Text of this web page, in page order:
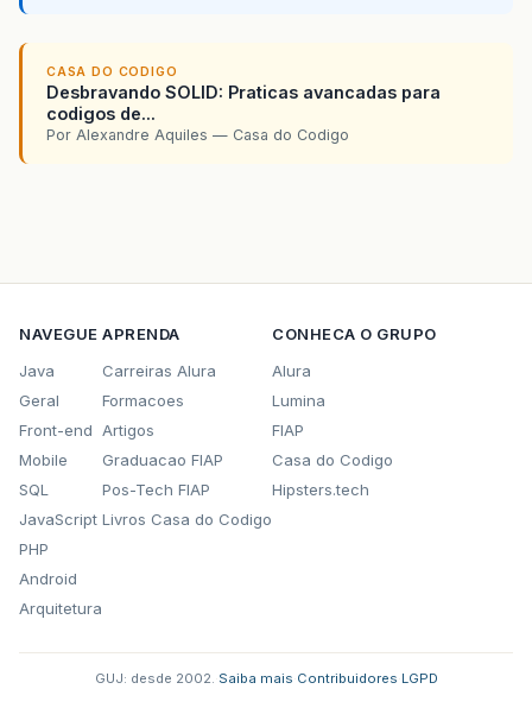
CASA DO CODIGO
Desbravando SOLID: Praticas avancadas para
codigos de...
Por Alexandre Aquiles — Casa do Codigo
NAVEGUE
Java
Geral
Front-end
Mobile
SQL
JavaScript
PHP
Android
Arquitetura
APRENDA
Carreiras Alura
Formacoes
Artigos
Graduacao FIAP
Pos-Tech FIAP
Livros Casa do Codigo
CONHECA O GRUPO
Alura
Lumina
FIAP
Casa do Codigo
Hipsters.tech
GUJ: desde 2002. Saiba mais Contribuidores LGPD